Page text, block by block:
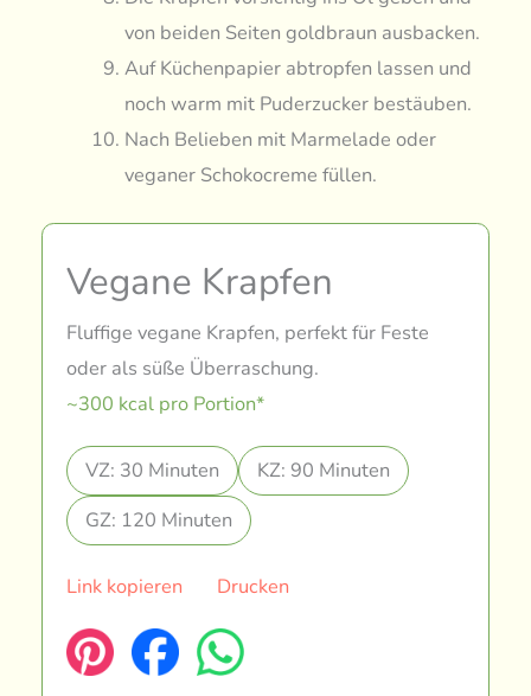
von beiden Seiten goldbraun ausbacken.
Auf Küchenpapier abtropfen lassen und
noch warm mit Puderzucker bestäuben.
Nach Belieben mit Marmelade oder
veganer Schokocreme füllen.
Vegane Krapfen
Fluffige vegane Krapfen, perfekt für Feste
oder als süße Überraschung.
~300 kcal pro Portion*
VZ: 30 Minuten
KZ: 90 Minuten
GZ: 120 Minuten
Link kopieren Drucken